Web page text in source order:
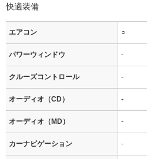
快適装備
エアコン ○
パワーウィンドウ -
クルーズコントロール -
オーディオ（CD） -
オーディオ（MD） -
カーナビゲーション -